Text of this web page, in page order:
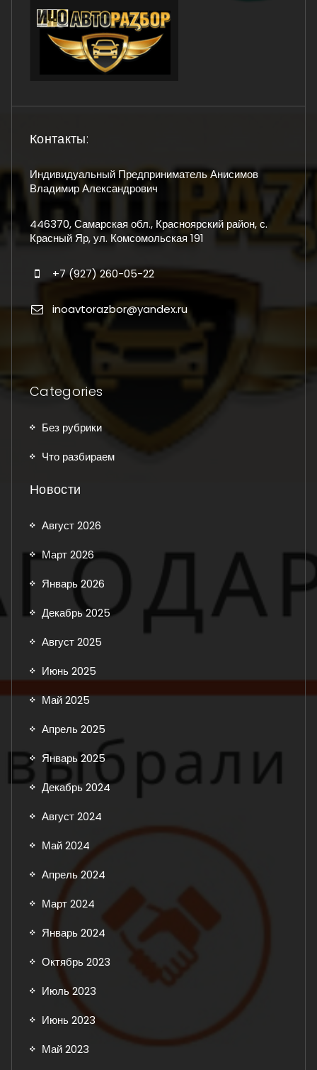
Контакты:
Индивидуальный Предприниматель Анисимов
Владимир Александрович
446370, Самарская обл., Красноярский район, с.
Красный Яр, ул. Комсомольская 191
+7 (927) 260-05-22
inoavtorazbor@yandex.ru
Categories
Без рубрики
Что разбираем
Новости
Август 2026
Март 2026
Январь 2026
Декабрь 2025
Август 2025
Июнь 2025
Май 2025
Апрель 2025
Январь 2025
Декабрь 2024
Август 2024
Май 2024
Апрель 2024
Март 2024
Январь 2024
Октябрь 2023
Июль 2023
Июнь 2023
Май 2023